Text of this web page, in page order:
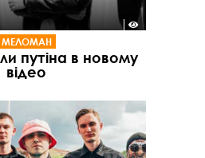
МЕЛОМАН
путіна в новому
відео